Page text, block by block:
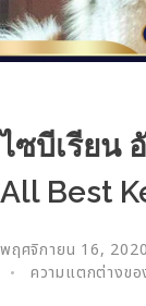
ไซบีเรียน
All Best
พฤศจิกายน 16, 2020
ความแตกต่างขอ